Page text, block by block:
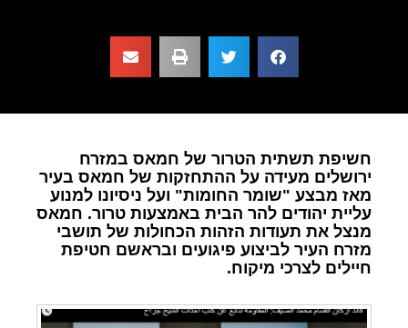
חשיפת תשתית הטרור של חמאס במזרח
ירושלים מעידה על ההתחזקות של חמאס בעיר
מאז מבצע "שומר החומות" ועל ניסיונו למנוע
עליית יהודים להר הבית באמצעות טרור. חמאס
מנצל את תעודות הזהות הכחולות של תושבי
מזרח העיר לביצוע פיגועים ובראשם חטיפת
חיילים לצרכי מיקוח.